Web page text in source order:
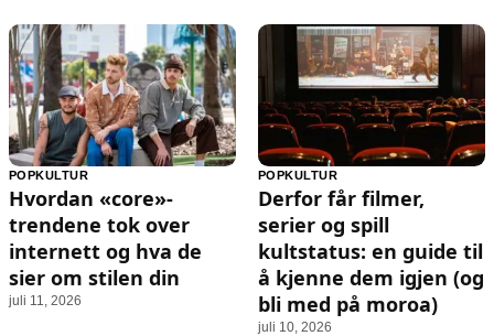
POPKULTUR
Hvordan «core»-
trendene tok over
internett og hva de
sier om stilen din
juli 11, 2026
POPKULTUR
Derfor får filmer,
serier og spill
kultstatus: en guide til
å kjenne dem igjen (og
bli med på moroa)
juli 10, 2026